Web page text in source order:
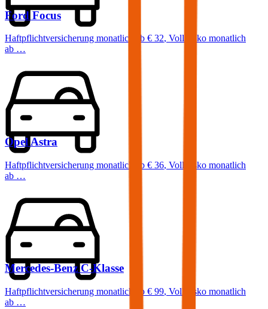
Ford Focus
Haftpflichtversicherung monatlich ab € 32, Vollkasko monatlich
ab …
Opel Astra
Haftpflichtversicherung monatlich ab € 36, Vollkasko monatlich
ab …
Mercedes-Benz C-Klasse
Haftpflichtversicherung monatlich ab € 99, Vollkasko monatlich
ab …